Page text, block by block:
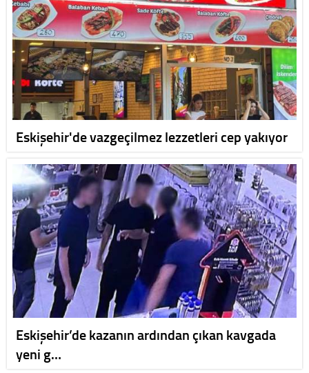
Eskişehir'de vazgeçilmez lezzetleri cep yakıyor
Eskişehir’de kazanın ardından çıkan kavgada
yeni g…